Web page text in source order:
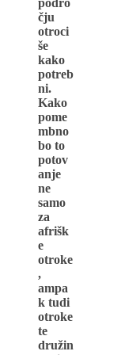
čju
otroci
še
kako
potreb
ni.
Kako
pome
mbno
bo to
potov
anje
ne
samo
za
afrišk
e
otroke
,
ampa
k tudi
otroke
te
družin